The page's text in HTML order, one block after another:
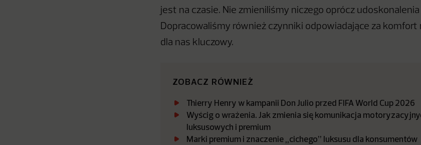
jest na czasie. Nie zmieniliśmy niczego oprócz
Dopracowaliśmy również czynniki odpowiadające za
dla nas kluczowy.
ZOBACZ RÓWNIEŻ
Thierry Henry w kampanii Don Julio przed FIFA World Cup 2026
Wyścig o wrażenia. Jak zmienia się komunikacja
luksusowych i premium
Marki premium i znaczenie „cichego’’ luksusu dla konsumentów